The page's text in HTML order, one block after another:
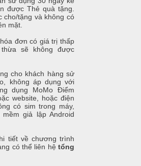
được Thẻ quà tặng.
cho/tặng và không có
mặt.
đơn có giá trị thấp
sẽ không được
cho khách hàng sử
không áp dụng với
dụng MoMo Điểm
website, hoặc điện
có sim trong máy,
giả lập Android
tiết về chương trình
có thể liên hệ tổng